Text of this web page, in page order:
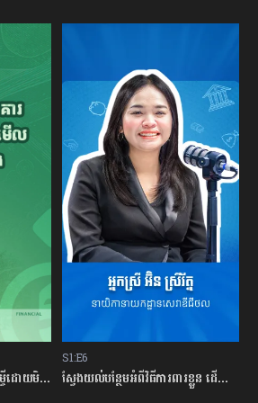
តើពិតឬទេដែលធនាគារផ្ដល់កម្ចីដោយមិនសិក្សាលើលទ្ធភាពសងត្រឡប់?
S1:E6
ស្វែងយល់បន្ថែមអំពីវិធីការពារខ្លួន ដើម្បីជៀសវាងពីការឆបោកតាមបច្ចេកវិទ្យាហិរញ្ញវត្ថុ!